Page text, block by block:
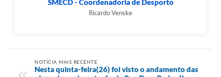
Ricardo Venske
NOTÍCIA MAIS RECENTE
Nesta quinta-feira(26) foi visto o andamento das